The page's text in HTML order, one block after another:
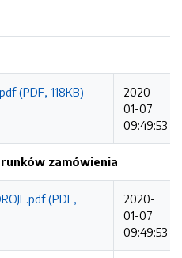
(PDF, 118KB)
2020-
01-07
09:49:53
zamówienia
(PDF,
2020-
01-07
09:49:53